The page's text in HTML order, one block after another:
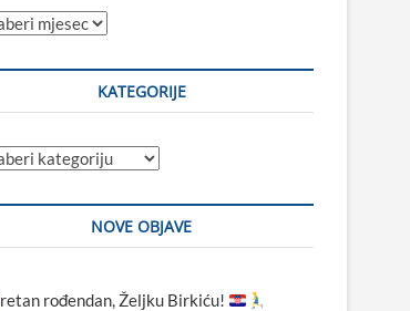
KATEGORIJE
NOVE OBJAVE
rođendan, Željku Birkiću!